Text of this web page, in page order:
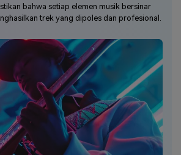
bahwa setiap elemen musik bersinar
trek yang dipoles dan profesional.